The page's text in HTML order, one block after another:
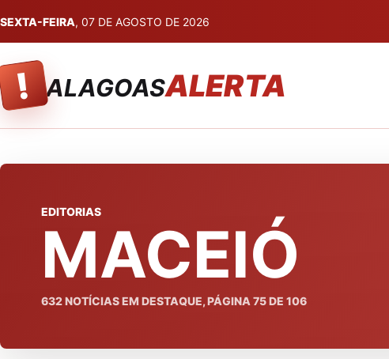
SEXTA-FEIRA, 07 DE AGOSTO DE 2026
! ALAGOASALERTA
EDITORIAS
MACEIÓ
632NOTÍCIAS EM DESTAQUE, PÁGINA 75DE 106